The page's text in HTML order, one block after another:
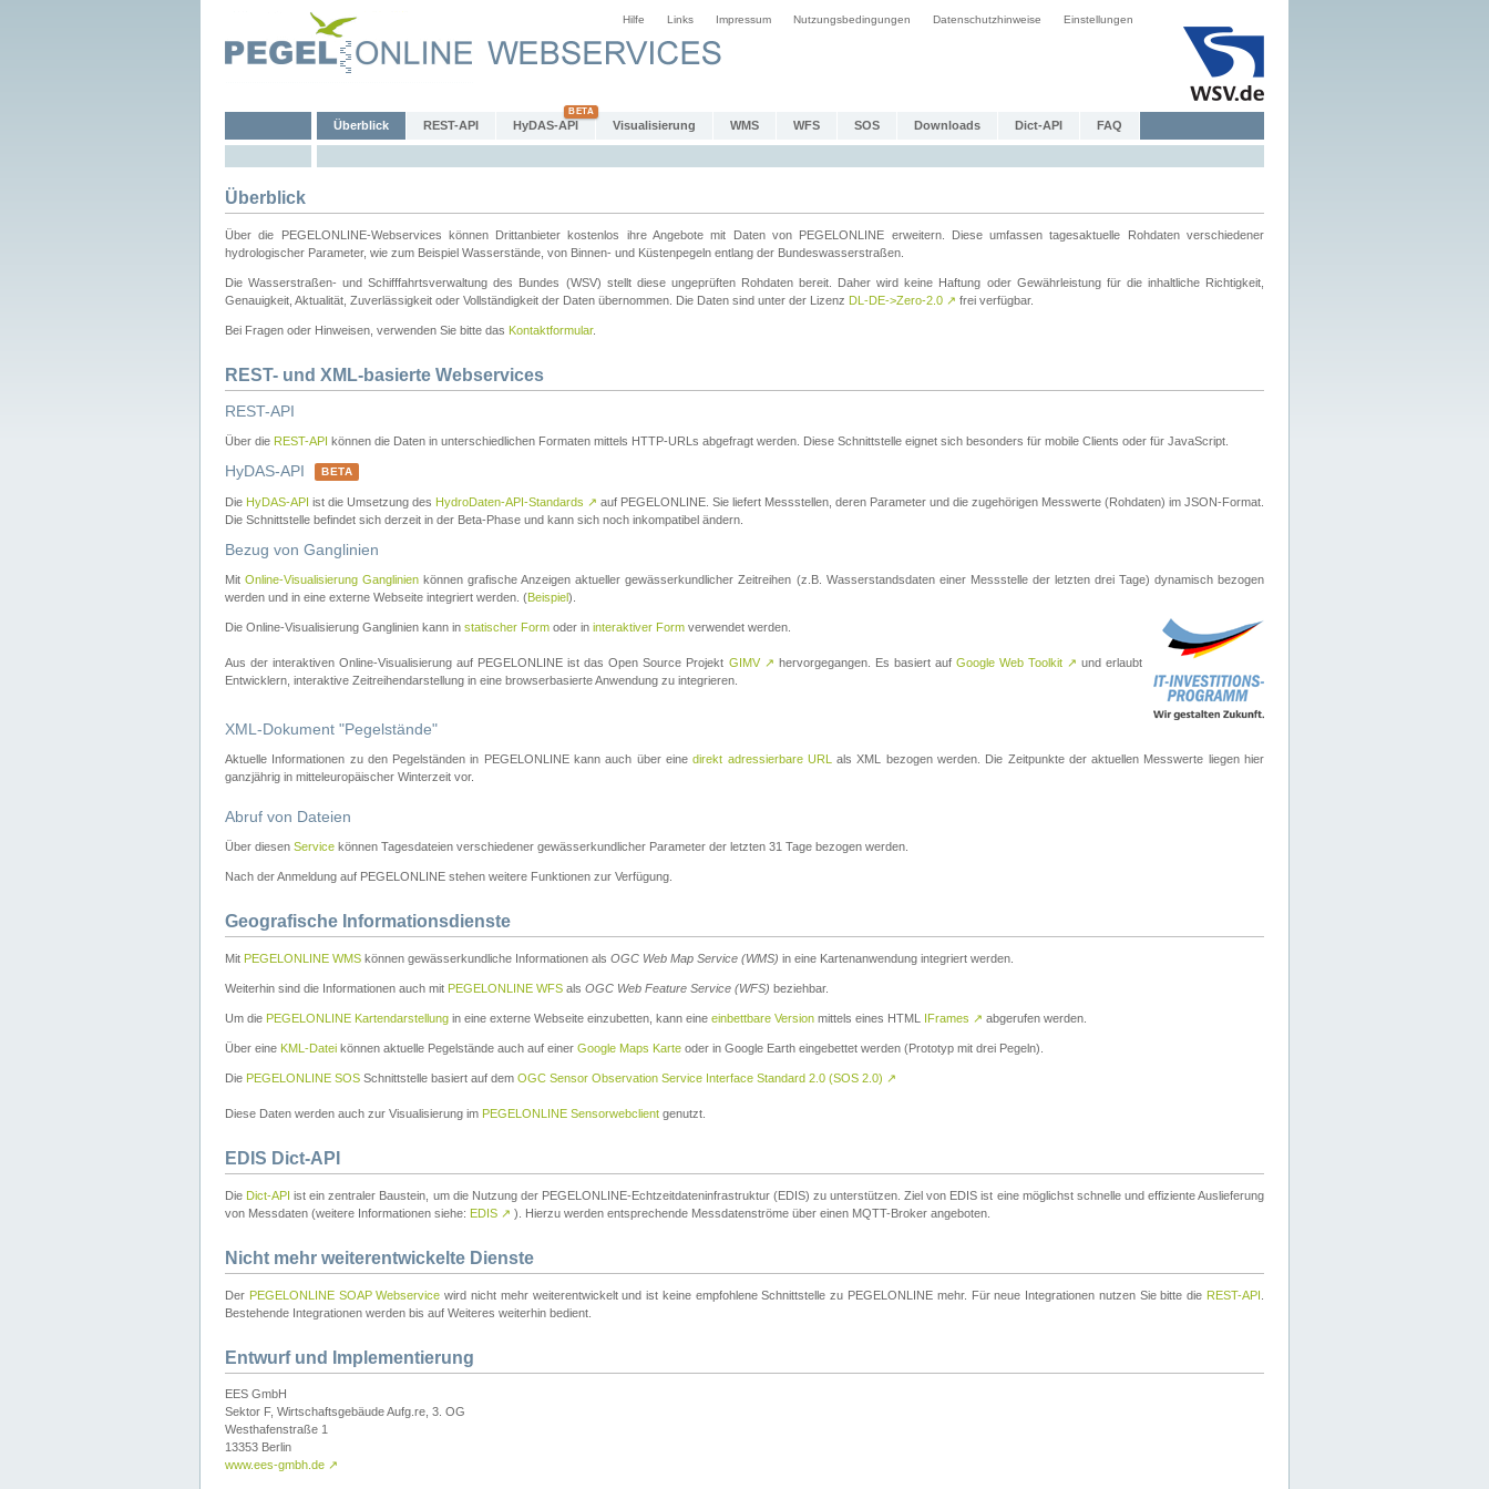
Hilfe Links Impressum Nutzungsbedingungen Datenschutzhinweise Einstellungen
Überblick REST-API HyDAS-API Visualisierung WMS WFS SOS Downloads Dict-API FAQ
Überblick
Über die PEGELONLINE-Webservices können Drittanbieter kostenlos ihre Angebote mit Daten von PEGELONLINE erweitern. Diese umfassen tagesaktuelle Rohdaten verschiedener
hydrologischer Parameter, wie zum Beispiel Wasserstände, von Binnen- und Küstenpegeln entlang der Bundeswasserstraßen.
Die Wasserstraßen- und Schifffahrtsverwaltung des Bundes (WSV) stellt diese ungeprüften Rohdaten bereit. Daher wird keine Haftung oder Gewährleistung für die inhaltliche Richtigkeit,
Genauigkeit, Aktualität, Zuverlässigkeit oder Vollständigkeit der Daten übernommen. Die Daten sind unter der Lizenz DL-DE->Zero-2.0 ↗ frei verfügbar.
Bei Fragen oder Hinweisen, verwenden Sie bitte das Kontaktformular.
REST- und XML-basierte Webservices
REST-API
Über die REST-API können die Daten in unterschiedlichen Formaten mittels HTTP-URLs abgefragt werden. Diese Schnittstelle eignet sich besonders für mobile Clients oder für JavaScript.
HyDAS-API BETA
Die HyDAS-API ist die Umsetzung des HydroDaten-API-Standards ↗ auf PEGELONLINE. Sie liefert Messstellen, deren Parameter und die zugehörigen Messwerte (Rohdaten) im JSON-Format.
Die Schnittstelle befindet sich derzeit in der Beta-Phase und kann sich noch inkompatibel ändern.
Bezug von Ganglinien
MitOnline-Visualisierung Ganglinien können grafische Anzeigen aktueller gewässerkundlicher Zeitreihen (z.B. Wasserstandsdaten einer Messstelle der letzten drei Tage) dynamisch bezogen
werden und in eine externe Webseite integriert werden. (Beispiel).
Die Online-Visualisierung Ganglinien kann in statischer Form oder in interaktiver Form verwendet werden.
Aus der interaktiven Online-Visualisierung auf PEGELONLINE ist das Open Source Projekt GIMV ↗ hervorgegangen. Es basiert auf Google Web Toolkit ↗ und erlaubt
Entwicklern, interaktive Zeitreihendarstellung in eine browserbasierte Anwendung zu integrieren.
XML-Dokument "Pegelstände"
Aktuelle Informationen zu den Pegelständen in PEGELONLINE kann auch über einedirekt adressierbare URL
als XML bezogen werden. Die Zeitpunkte der aktuellen Messwerte liegen hier
ganzjährig in mitteleuropäischer Winterzeit vor.
Abruf von Dateien
Über diesen Service können Tagesdateien verschiedener gewässerkundlicher Parameter der letzten 31 Tage bezogen werden.
Nach der Anmeldung auf PEGELONLINE stehen weitere Funktionen zur Verfügung.
Geografische Informationsdienste
Mit PEGELONLINE WMS können gewässerkundliche Informationen als OGC Web Map Service (WMS) in eine Kartenanwendung integriert werden.
Weiterhin sind die Informationen auch mit PEGELONLINE WFS als OGC Web Feature Service (WFS) beziehbar.
Um die PEGELONLINE Kartendarstellung in eine externe Webseite einzubetten, kann eine einbettbare Version mittels eines HTML IFrames ↗ abgerufen werden.
Über eine KML-Datei können aktuelle Pegelstände auch auf einer Google Maps Karte oder in Google Earth eingebettet werden (Prototyp mit drei Pegeln).
Die PEGELONLINE SOS Schnittstelle basiert auf dem OGC Sensor Observation Service Interface Standard 2.0 (SOS 2.0) ↗
Diese Daten werden auch zur Visualisierung im PEGELONLINE Sensorwebclient genutzt.
EDIS Dict-API
Die Dict-API ist ein zentraler Baustein, um die Nutzung der PEGELONLINE-Echtzeitdateninfrastruktur (EDIS) zu unterstützen. Ziel von EDIS ist eine möglichst schnelle und effiziente Auslieferung
von Messdaten (weitere Informationen siehe: EDIS ↗ ). Hierzu werden entsprechende Messdatenströme über einen MQTT-Broker angeboten.
Nicht mehr weiterentwickelte Dienste
Der PEGELONLINE SOAP Webservice wird nicht mehr weiterentwickelt und ist keine empfohlene Schnittstelle zu PEGELONLINE mehr. Für neue Integrationen nutzen Sie bitte die REST-API
Bestehende Integrationen werden bis auf Weiteres weiterhin bedient.
Entwurf und Implementierung
EES GmbH
Sektor F, Wirtschaftsgebäude Aufg.re, 3. OG
Westhafenstraße 1
13353 Berlin
www.ees-gmbh.de ↗